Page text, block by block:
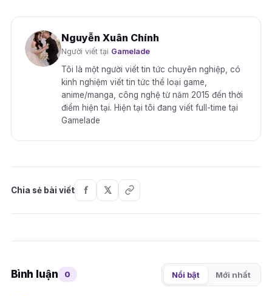
Nguyễn Xuân Chính
Người viết tại Gamelade
Tôi là một người viết tin tức chuyên nghiệp, có
kinh nghiệm viết tin tức thể loại game,
anime/manga, công nghệ từ năm 2015 đến thời
điểm hiện tại. Hiện tại tôi đang viết full-time tại
Gamelade
Chia sẻ bài viết
Bình luận 0 Nổi bật Mới nhất